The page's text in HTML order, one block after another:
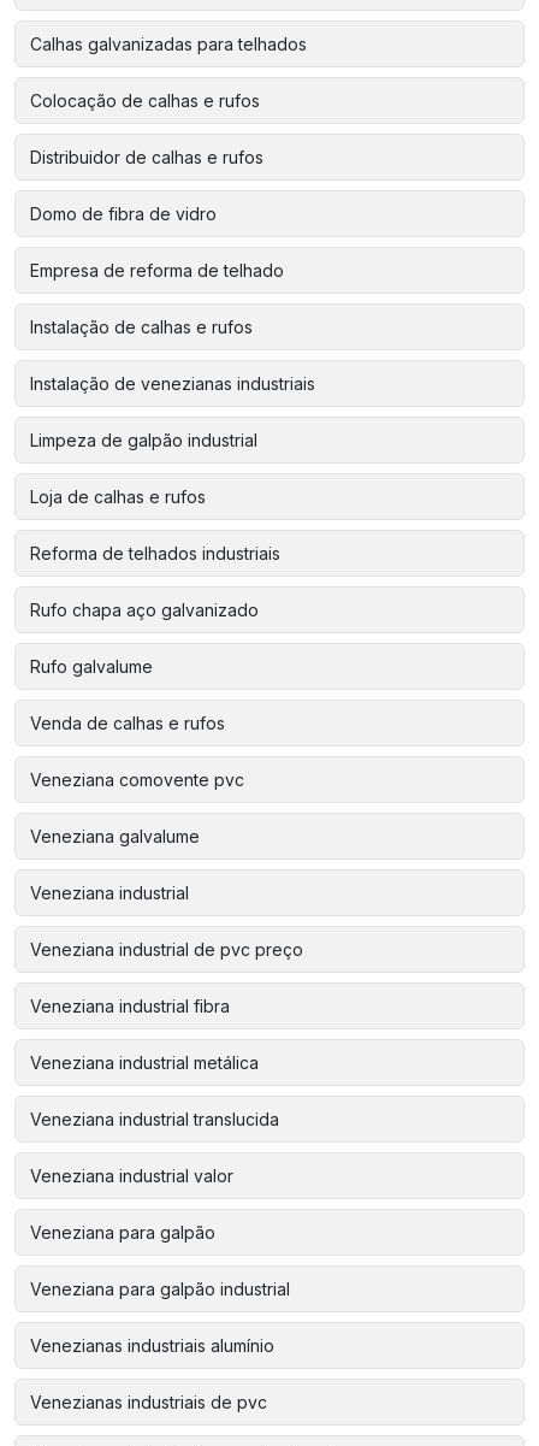
Calhas galvanizadas para telhados
Colocação de calhas e rufos
Distribuidor de calhas e rufos
Domo de fibra de vidro
Empresa de reforma de telhado
Instalação de calhas e rufos
Instalação de venezianas industriais
Limpeza de galpão industrial
Loja de calhas e rufos
Reforma de telhados industriais
Rufo chapa aço galvanizado
Rufo galvalume
Venda de calhas e rufos
Veneziana comovente pvc
Veneziana galvalume
Veneziana industrial
Veneziana industrial de pvc preço
Veneziana industrial fibra
Veneziana industrial metálica
Veneziana industrial translucida
Veneziana industrial valor
Veneziana para galpão
Veneziana para galpão industrial
Venezianas industriais alumínio
Venezianas industriais de pvc